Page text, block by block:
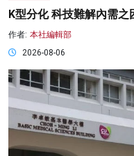
K型分化 科技難解內需
作者: 本社編輯部
2026-08-06